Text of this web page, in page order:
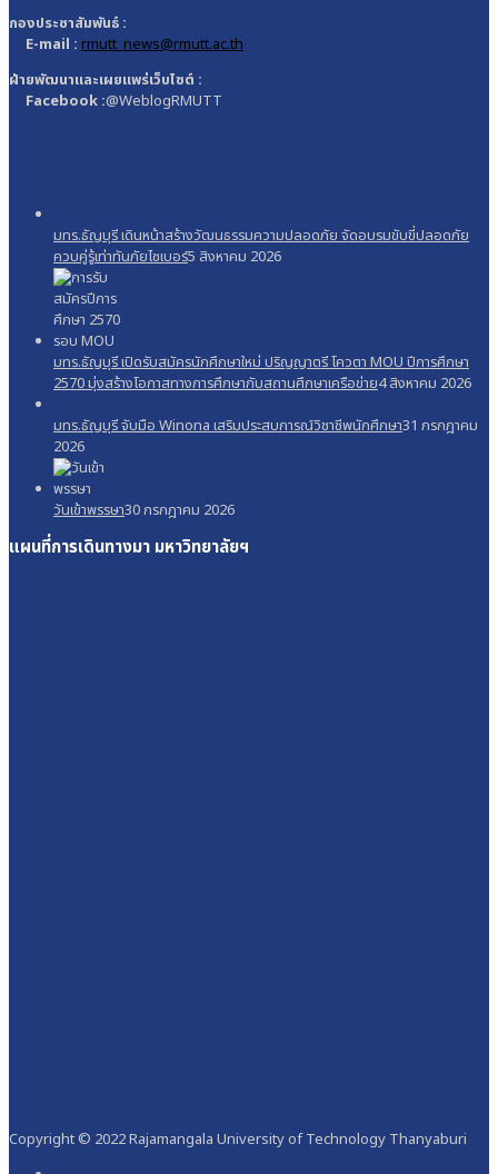
กองประชาสัมพันธ์ :
E-mail : rmutt_news@rmutt.ac.th
ฝ่ายพัฒนาและเผยแพร่เว็บไซต์ :
Facebook :@WeblogRMUTT
มทร.ธัญบุรี เดินหน้าสร้างวัฒนธรรมความปลอดภัย จัดอบรมขับขี่ปลอดภัย
ควบคู่รู้เท่าทันภัยไซเบอร์5 สิงหาคม 2026
มทร.ธัญบุรี เปิดรับสมัครนักศึกษาใหม่ ปริญญาตรี โควตา MOU ปีการศึกษา
2570 มุ่งสร้างโอกาสทางการศึกษากับสถานศึกษาเครือข่าย4 สิงหาคม 2026
มทร.ธัญบุรี จับมือ Winona เสริมประสบการณ์วิชาชีพนักศึกษา31 กรกฎาคม
2026
วันเข้าพรรษา30 กรกฎาคม 2026
แผนที่การเดินทางมา มหาวิทยาลัยฯ
Copyright © 2022 Rajamangala University of Technology Thanyaburi